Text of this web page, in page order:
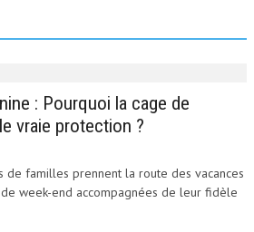
: Pourquoi la cage de
vraie protection ?
de familles prennent la route des vacances
week-end accompagnées de leur fidèle